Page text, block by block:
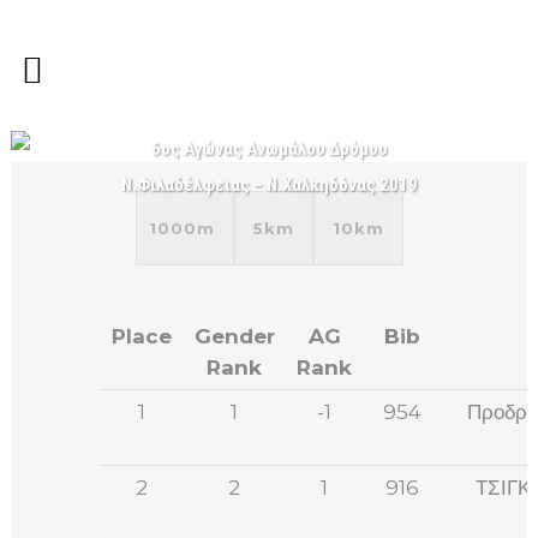
6ος Αγώνας Ανωμάλου Δρόμου
Ν.Φιλαδέλφειας – Ν.Χαλκηδόνας 2019
1000m 5km 10km
Place
Gender
Rank
AG
Rank
Bib
1 1 -1 954
2 2 1 916